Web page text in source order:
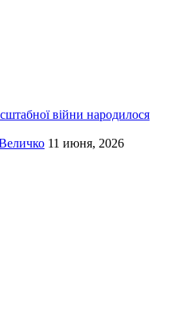
війни народилося
11 июня, 2026